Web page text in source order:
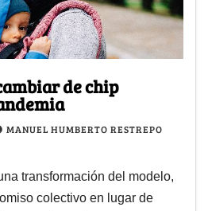
de chip
MANUEL HUMBERTO RESTREPO
transformación del modelo,
colectivo en lugar de